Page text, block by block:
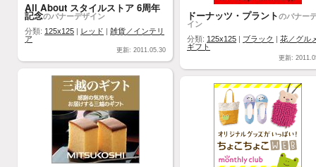
All About スタイルストア 6周年
記念のバナーデザイン
分類: 125x125 レッド
雑貨／インテリ
ア
更新: 2011.05.30
ドーナッツ・プラントのバナー
イン
分類: 125x125 ブラック
花／グル
ギフト
更新: